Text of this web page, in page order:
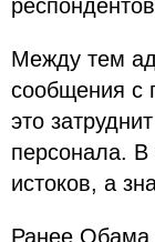
Между тем
сообщения с
это
персонала. В
истоков, а
Ранее Обама